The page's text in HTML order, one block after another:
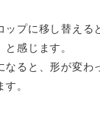
ップに移し替える
感じます。
なると、形が変わ
。